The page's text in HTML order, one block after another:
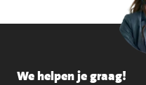
We helpen je graag!